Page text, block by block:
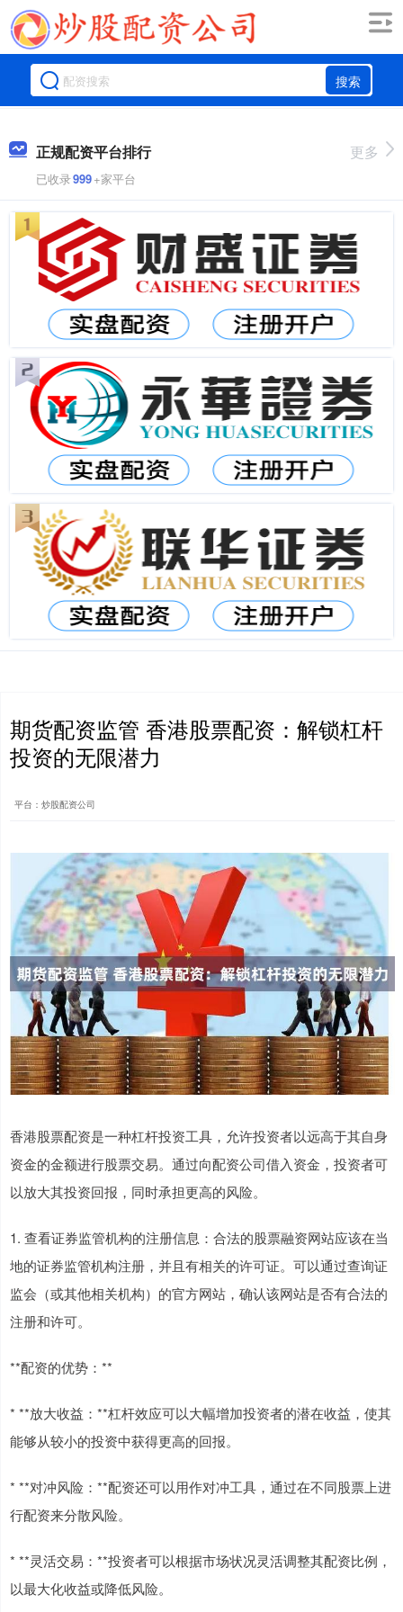
搜索
正规配资平台排行
已收录999+家平台
更多
期货配资监管 香港股票配资：解锁杠杆
投资的无限潜力
平台：炒股配资公司
香港股票配资是一种杠杆投资工具，允许投资者以远高于其自身
资金的金额进行股票交易。通过向配资公司借入资金，投资者可
以放大其投资回报，同时承担更高的风险。
1. 查看证券监管机构的注册信息：合法的股票融资网站应该在当
地的证券监管机构注册，并且有相关的许可证。可以通过查询证
监会（或其他相关机构）的官方网站，确认该网站是否有合法的
注册和许可。
**配资的优势：**
* **放大收益：**杠杆效应可以大幅增加投资者的潜在收益，使其
能够从较小的投资中获得更高的回报。
* **对冲风险：**配资还可以用作对冲工具，通过在不同股票上进
行配资来分散风险。
* **灵活交易：**投资者可以根据市场状况灵活调整其配资比例，
以最大化收益或降低风险。